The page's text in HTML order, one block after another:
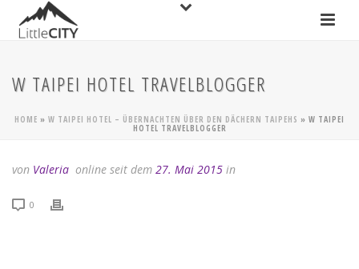
W TAIPEI HOTEL TRAVELBLOGGER
HOME » W TAIPEI HOTEL – ÜBERNACHTEN ÜBER DEN DÄCHERN TAIPEHS » W TAIPEI
HOTEL TRAVELBLOGGER
von Valeria online seit dem 27. Mai 2015 in
0